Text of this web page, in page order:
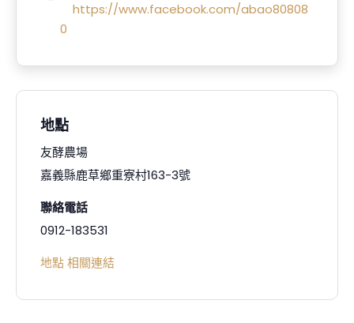
https://www.facebook.com/abao80808
0
地點
友酵農場
嘉義縣鹿草鄉重寮村163-3號
聯絡電話
0912-183531
地點 相關連結